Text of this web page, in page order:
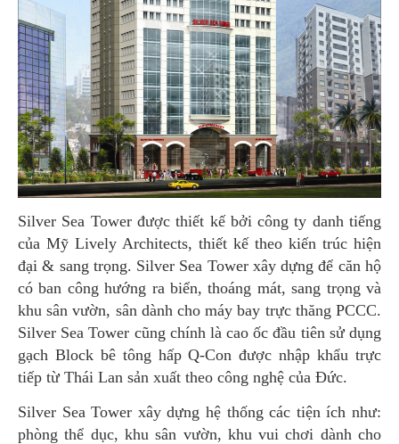
Silver Sea Tower được thiết kế bởi công ty danh tiếng
của Mỹ Lively Architects, thiết kế theo kiến trúc hiện
đại & sang trọng. Silver Sea Tower xây dựng để căn hộ
có ban công hướng ra biển, thoáng mát, sang trọng và
khu sân vườn, sân dành cho máy bay trực thăng PCCC.
Silver Sea Tower cũng chính là cao ốc đầu tiên sử dụng
gạch Block bê tông hấp Q-Con được nhập khẩu trực
tiếp từ Thái Lan sản xuất theo công nghệ của Đức.
Silver Sea Tower xây dựng hệ thống các tiện ích như:
phòng thể dục, khu sân vườn, khu vui chơi dành cho